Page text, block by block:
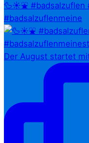
🦆☀️⛲ #badsalzuflen
#badsalzuflenmeine
Der August startet